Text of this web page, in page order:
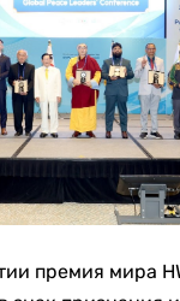
премия мира